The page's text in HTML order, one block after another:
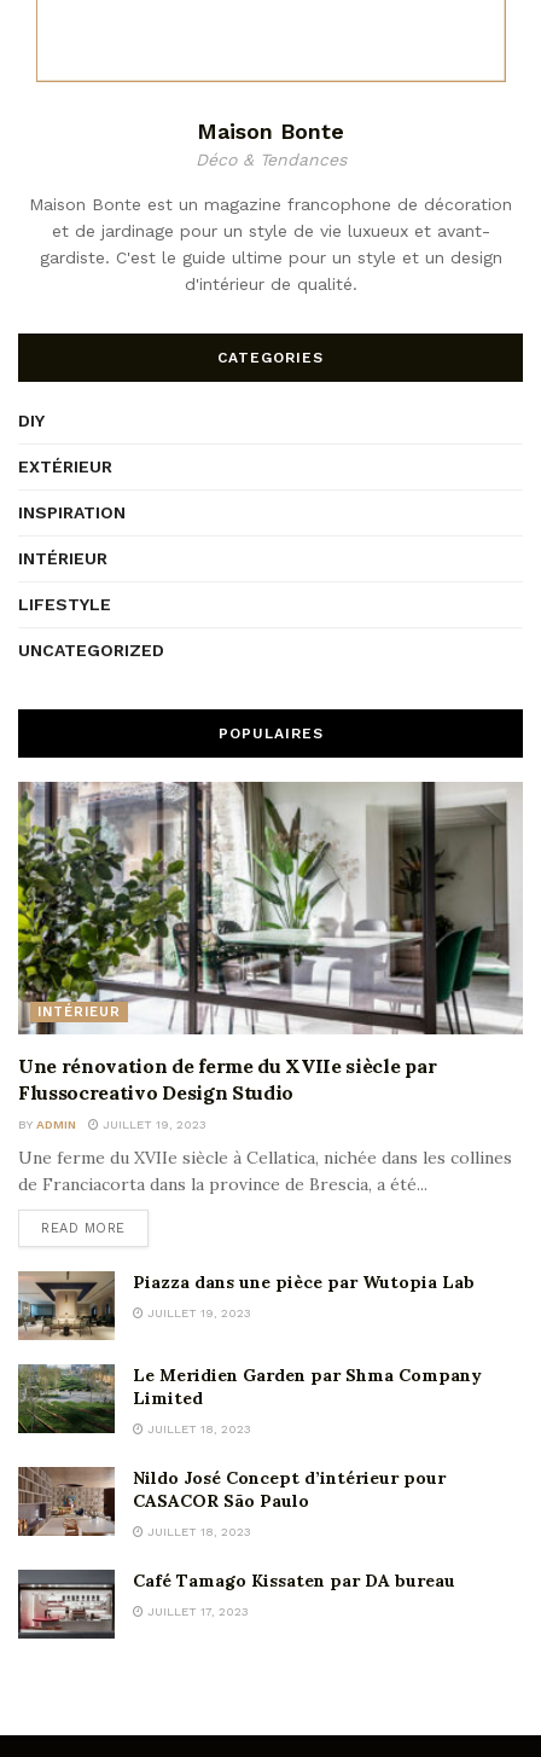
Maison Bonte
Déco & Tendances
Maison Bonte est un magazine francophone de décoration
et de jardinage pour un style de vie luxueux et avant-
gardiste. C'est le guide ultime pour un style et un design
d'intérieur de qualité.
CATEGORIES
DIY
EXTÉRIEUR
INSPIRATION
INTÉRIEUR
LIFESTYLE
UNCATEGORIZED
POPULAIRES
INTÉRIEUR
Une rénovation de ferme du XVIIe siècle par
Flussocreativo Design Studio
BY ADMIN JUILLET 19, 2023
Une ferme du XVIIe siècle à Cellatica, nichée dans les collines
de Franciacorta dans la province de Brescia, a été...
READ MORE
Piazza dans une pièce par Wutopia Lab
JUILLET 19, 2023
Le Meridien Garden par Shma Company
Limited
JUILLET 18, 2023
Nildo José Concept d’intérieur pour
CASACOR São Paulo
JUILLET 18, 2023
Café Tamago Kissaten par DA bureau
JUILLET 17, 2023